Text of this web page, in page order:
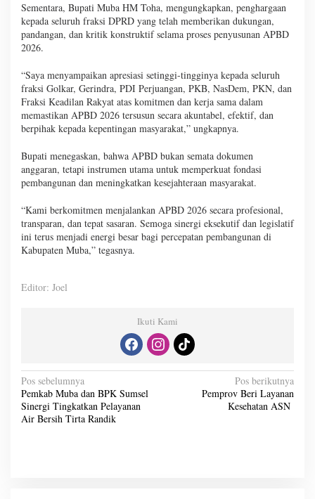
Sementara, Bupati Muba HM Toha, mengungkapkan, penghargaan
kepada seluruh fraksi DPRD yang telah memberikan dukungan,
pandangan, dan kritik konstruktif selama proses penyusunan APBD
2026.
“Saya menyampaikan apresiasi setinggi-tingginya kepada seluruh
fraksi Golkar, Gerindra, PDI Perjuangan, PKB, NasDem, PKN, dan
Fraksi Keadilan Rakyat atas komitmen dan kerja sama dalam
memastikan APBD 2026 tersusun secara akuntabel, efektif, dan
berpihak kepada kepentingan masyarakat,” ungkapnya.
Bupati menegaskan, bahwa APBD bukan semata dokumen
anggaran, tetapi instrumen utama untuk memperkuat fondasi
pembangunan dan meningkatkan kesejahteraan masyarakat.
“Kami berkomitmen menjalankan APBD 2026 secara profesional,
transparan, dan tepat sasaran. Semoga sinergi eksekutif dan legislatif
ini terus menjadi energi besar bagi percepatan pembangunan di
Kabupaten Muba,” tegasnya.
Editor: Joel
Ikuti Kami
N
a
v
Pos sebelumnya
Pemkab Muba dan BPK Sumsel
Sinergi Tingkatkan Pelayanan
Air Bersih Tirta Randik
Pos berikutnya
Pemprov Beri Layanan
Kesehatan ASN